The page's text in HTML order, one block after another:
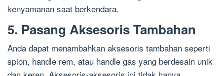
kenyamanan saat berkendara.
5. Pasang Aksesoris Tambahan
Anda dapat menambahkan aksesoris tambahan seperti
spion, handle rem, atau handle gas yang berdesain unik